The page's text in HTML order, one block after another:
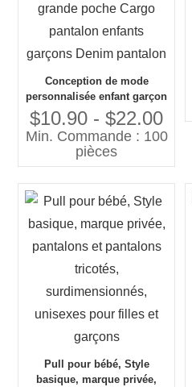
Conception de mode
personnalisée enfant garçon
jean pantalon grande poche
Cargo pantalon enfants
garçons Denim pantalon
$10.90 - $22.00
Min. Commande : 100
pièces
Pull pour bébé, Style
basique, marque privée,